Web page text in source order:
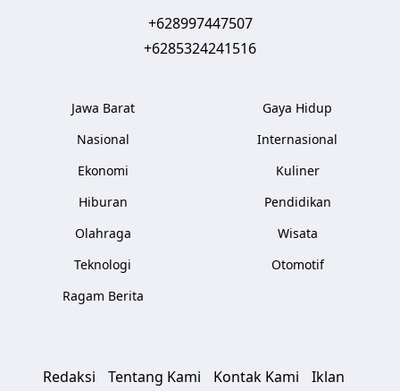
+628997447507
+6285324241516
Jawa Barat
Nasional
Ekonomi
Hiburan
Olahraga
Teknologi
Ragam Berita
Gaya Hidup
Internasional
Kuliner
Pendidikan
Wisata
Otomotif
Redaksi Tentang Kami Kontak Kami Iklan